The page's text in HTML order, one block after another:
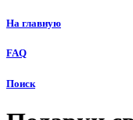
На главную
FAQ
Поиск